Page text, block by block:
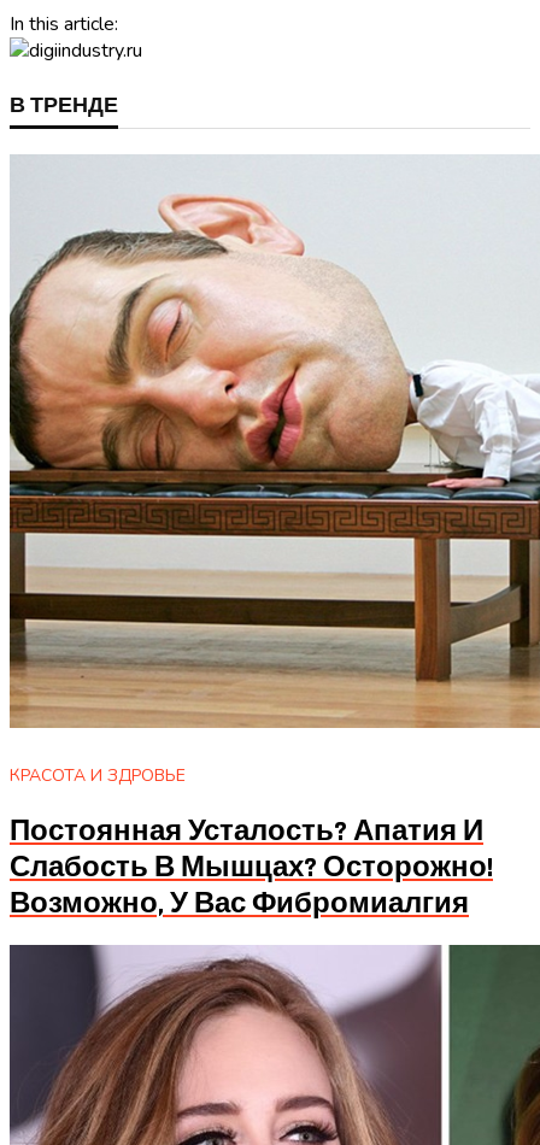
In this article:
В ТРЕНДЕ
КРАСОТА И ЗДРОВЬЕ
Постоянная Усталость? Апатия И
Слабость В Мышцах? Осторожно!
Возможно, У Вас Фибромиалгия